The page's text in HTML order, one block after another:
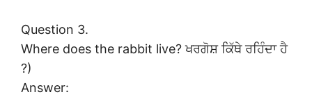
Question 3.
Where does the rabbit live? ਖਰਗੋਸ਼ ਕਿੱਥੇ ਰਹਿੰਦਾ ਹੈ
?)
Answer: